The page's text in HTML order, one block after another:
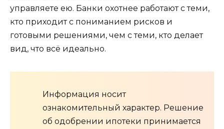
управляете ею. Банки охотнее работают с теми,
кто приходит с пониманием рисков и
готовыми решениями, чем с теми, кто делает
вид, что всё идеально.
Информация носит
ознакомительный характер. Решение
об одобрении ипотеки принимается